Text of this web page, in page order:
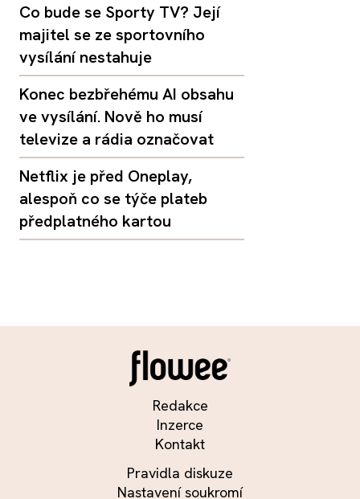
Co bude se Sporty TV? Její
majitel se ze sportovního
vysílání nestahuje
Konec bezbřehému AI obsahu
ve vysílání. Nově ho musí
televize a rádia označovat
Netflix je před Oneplay,
alespoň co se týče plateb
předplatného kartou
Redakce
Inzerce
Kontakt
Pravidla diskuze
Nastavení soukromí